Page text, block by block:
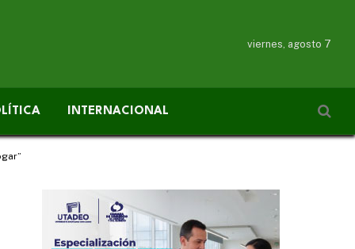
viernes, agosto 7
INTERNACIONAL